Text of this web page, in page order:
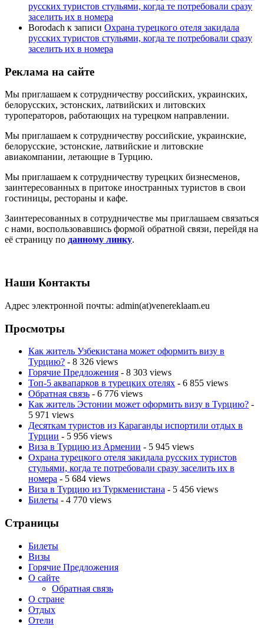
русских туристов стульями, когда те потребовали сразу
заселить их в номера
Borodach к записи Охрана турецкого отеля закидала
русских туристов стульями, когда те потребовали сразу
заселить их в номера
Реклама на сайте
Мы приглашаем к сотрудничеству российских, украинских,
белорусских, эстонских, латвийских и литовских
туроператоров, работающих на турецком направлении.
Мы приглашаем к сотрудничеству российские, украинские,
белорусские, эстонские, латвийские и литовские
авиакомпании, летающие в Турцию.
Мы приглашаем к сотрудничеству турецких бизнесменов,
заинтересованных в притоке иностранных туристов в свои
гостиницы, рестораны и кафе.
Заинтересованных в сотрудничестве мы приглашаем связаться
с нами, воспользовавшись формой обратной связи, перейдя на
её страницу по данному линку.
Наши Контакты
Адрес электронной почты: admin(at)venereklaam.eu
Просмотры
Как житель Узбекистана может оформить визу в
Турцию? - 8 326 views
Горячие Предложения - 8 303 views
Топ-5 аквапарков в турецких отелях - 6 855 views
Обратная связь - 6 776 views
Как житель Эстонии может оформить визу в Турцию? -
5 971 views
Десяткам туристов из Караганды испортили отдых в
Турции - 5 956 views
Виза в Турцию из Армении - 5 945 views
Охрана турецкого отеля закидала русских туристов
стульями, когда те потребовали сразу заселить их в
номера - 5 684 views
Виза в Турцию из Туркменистана - 5 456 views
Билеты - 4 770 views
Страницы
Билеты
Визы
Горячие Предложения
О сайте
Обратная связь
О стране
Отдых
Отели